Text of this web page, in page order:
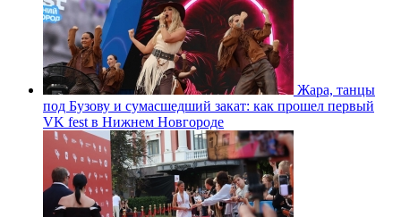
Жара, танцы
под Бузову и сумасшедший закат: как прошел первый
VK fest в Нижнем Новгороде